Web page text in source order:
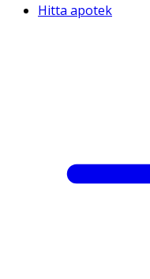
Hitta apotek